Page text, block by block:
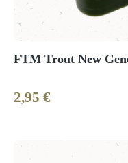
FTM Trout New
Regulärer Preis:
2,95 €